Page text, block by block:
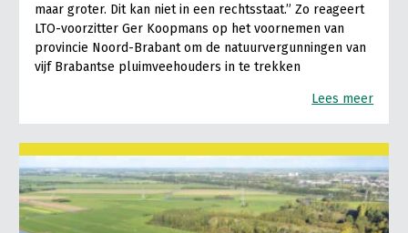
maar groter. Dit kan niet in een rechtsstaat.” Zo reageert
LTO-voorzitter Ger Koopmans op het voornemen van
provincie Noord-Brabant om de natuurvergunningen van
vijf Brabantse pluimveehouders in te trekken
Lees meer